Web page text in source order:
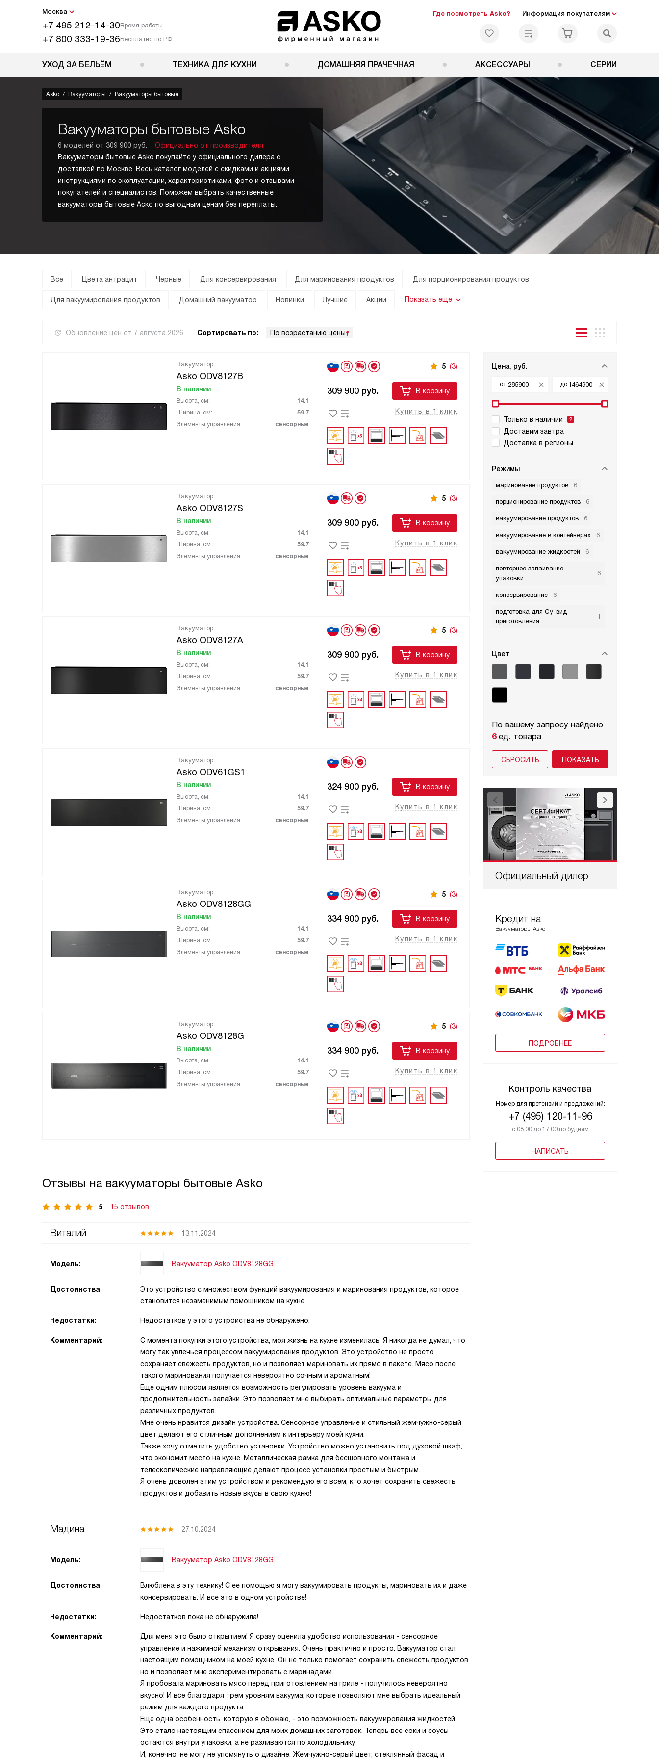
Москва
+7 495 212-14-30Время работы
+7 800 333-19-36Бесплатно по РФ
Где посмотреть Asko? Информация покупателям
УХОД ЗА БЕЛЬЁМ ТЕХНИКА ДЛЯ КУХНИ ДОМАШНЯЯ ПРАЧЕЧНАЯ АКСЕССУАРЫ СЕРИИ
Asko Вакууматоры Вакууматоры бытовые
Вакууматоры бытовые Asko
6 моделей от 309 900 руб.
Официально от производителя
Вакууматоры бытовые Asko покупайте у официального дилера с
доставкой по Москве. Весь каталог моделей с скидками и акциями,
инструкциями по эксплуатации, характеристиками, фото и отзывами
покупателей и специалистов. Поможем выбрать качественные
вакууматоры бытовые Аско по выгодным ценам без переплаты.
Все Цвета антрацит Черные Для консервирования Для маринования продуктов Для порционирования продуктов
Для вакуумирования продуктов Домашний вакууматор Новинки Лучшие Акции Показать еще
Обновление цен от 7 августа 2026 Сортировать по: По возрастанию цены
Цена, руб.
от до
Только в наличии
Доставим завтра
Доставка в регионы
Режимы
маринование продуктов 6
порционирование продуктов 6
вакуумирование продуктов 6
вакуумирование в контейнерах 6
вакуумирование жидкостей 6
повторное запаивание
упаковки
6
консервирование 6
подготовка для Су-вид
приготовления
1
Цвет
По вашему запросу найдено
6ед. товара
СБРОСИТЬ
Официальный дилер
Кредит на
Вакууматоры Asko
ПОДРОБНЕЕ
Контроль качества
Номер для претензий и предложений:
+7 (495) 120-11-96
с 08:00 до 17:00 по будням
НАПИСАТЬ
Вакууматор
Asko ODV8127B
В наличии
Высота, см:
14.1
Ширина, см:
59.7
Элементы управления:
сенсорные
5 (3)
309 900 руб. В корзину
Купить в 1 клик
Вакууматор
Asko ODV8127S
В наличии
Высота, см:
14.1
Ширина, см:
59.7
Элементы управления:
сенсорные
5 (3)
309 900 руб. В корзину
Купить в 1 клик
Вакууматор
Asko ODV8127A
В наличии
Высота, см:
14.1
Ширина, см:
59.7
Элементы управления:
сенсорные
5 (3)
309 900 руб. В корзину
Купить в 1 клик
Вакууматор
Asko ODV61GS1
В наличии
Высота, см:
14.1
Ширина, см:
59.7
Элементы управления:
сенсорные
324 900 руб. В корзину
Купить в 1 клик
Вакууматор
Asko ODV8128GG
В наличии
Высота, см:
14.1
Ширина, см:
59.7
Элементы управления:
сенсорные
5 (3)
334 900 руб. В корзину
Купить в 1 клик
Вакууматор
Asko ODV8128G
В наличии
Высота, см:
14.1
Ширина, см:
59.7
Элементы управления:
сенсорные
5 (3)
334 900 руб. В корзину
Купить в 1 клик
Отзывы на вакууматоры бытовые Asko
5 15 отзывов
Виталий 13.11.2024
Модель: Вакууматор Asko ODV8128GG
Достоинства:
Это устройство с множеством функций вакуумирования и маринования продуктов, которое
становится незаменимым помощником на кухне.
Недостатки: Недостатков у этого устройства не обнаружено.
Комментарий:
С момента покупки этого устройства, моя жизнь на кухне изменилась! Я никогда не думал, что
могу так увлечься процессом вакуумирования продуктов. Это устройство не просто
сохраняет свежесть продуктов, но и позволяет мариновать их прямо в пакете. Мясо после
такого маринования получается невероятно сочным и ароматным!
Еще одним плюсом является возможность регулировать уровень вакуума и
продолжительность запайки. Это позволяет мне выбирать оптимальные параметры для
различных продуктов.
Мне очень нравится дизайн устройства. Сенсорное управление и стильный жемчужно-серый
цвет делают его отличным дополнением к интерьеру моей кухни.
Также хочу отметить удобство установки. Устройство можно установить под духовой шкаф,
что экономит место на кухне. Металлическая рамка для бесшовного монтажа и
телескопические направляющие делают процесс установки простым и быстрым.
Я очень доволен этим устройством и рекомендую его всем, кто хочет сохранить свежесть
продуктов и добавить новые вкусы в свою кухню!
Мадина 27.10.2024
Модель: Вакууматор Asko ODV8128GG
Достоинства:
Влюблена в эту технику! С ее помощью я могу вакуумировать продукты, мариновать их и даже
консервировать. И все это в одном устройстве!
Недостатки: Недостатков пока не обнаружила!
Комментарий:
Для меня это было открытием! Я сразу оценила удобство использования - сенсорное
управление и нажимной механизм открывания. Очень практично и просто. Вакууматор стал
настоящим помощником на моей кухне. Он не только помогает сохранить свежесть продуктов,
но и позволяет мне экспериментировать с маринадами.
Я пробовала мариновать мясо перед приготовлением на гриле - получилось невероятно
вкусно! И все благодаря трем уровням вакуума, которые позволяют мне выбрать идеальный
режим для каждого продукта.
Еще одна особенность, которую я обожаю, - это возможность вакуумирования жидкостей.
Это стало настоящим спасением для моих домашних заготовок. Теперь все соки и соусы
остаются внутри упаковки, а не разливаются по холодильнику.
И, конечно, не могу не упомянуть о дизайне. Жемчужно-серый цвет, стеклянный фасад и